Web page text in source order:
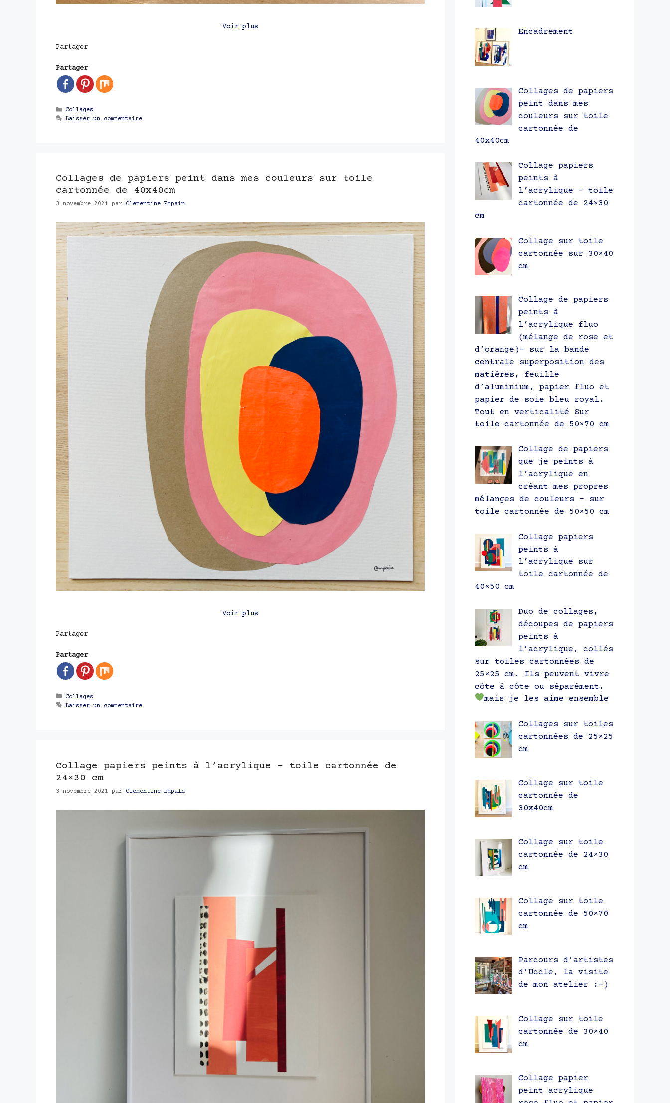
Voir plus
Partager
Partager
Catégories
Collages
Laisser un commentaire
Collages de papiers peint dans mes couleurs sur toile
cartonnée de 40x40cm
3 novembre 2021 par Clementine Empain
Voir plus
Partager
Partager
Catégories
Collages
Laisser un commentaire
Collage papiers peints à l’acrylique – toile cartonnée de
24×30 cm
3 novembre 2021 par Clementine Empain
Encadrement
Collages de papiers
peint dans mes
couleurs sur toile
cartonnée de
40x40cm
Collage papiers
peints à
l’acrylique – toile
cartonnée de 24×30
cm
Collage sur toile
cartonnée sur 30×40
cm
Collage de papiers
peints à
l’acrylique fluo
(mélange de rose et
d’orange)- sur la bande
centrale superposition des
matières, feuille
d’aluminium, papier fluo et
papier de soie bleu royal.
Tout en verticalité Sur
toile cartonnée de 50×70 cm
Collage de papiers
que je peints à
l’acrylique en
créant mes propres
mélanges de couleurs – sur
toile cartonnée de 50×50 cm
Collage papiers
peints à
l’acrylique sur
toile cartonnée de
40×50 cm
Duo de collages,
découpes de papiers
peints à
l’acrylique, collés
sur toiles cartonnées de
25×25 cm. Ils peuvent vivre
côte à côte ou séparément,
mais je les aime ensemble
Collages sur toiles
cartonnées de 25×25
cm
Collage sur toile
cartonnée de
30x40cm
Collage sur toile
cartonnée de 24×30
cm
Collage sur toile
cartonnée de 50×70
cm
Parcours d’artistes
d’Uccle, la visite
de mon atelier :-)
Collage sur toile
cartonnée de 30×40
cm
Collage papier
peint acrylique